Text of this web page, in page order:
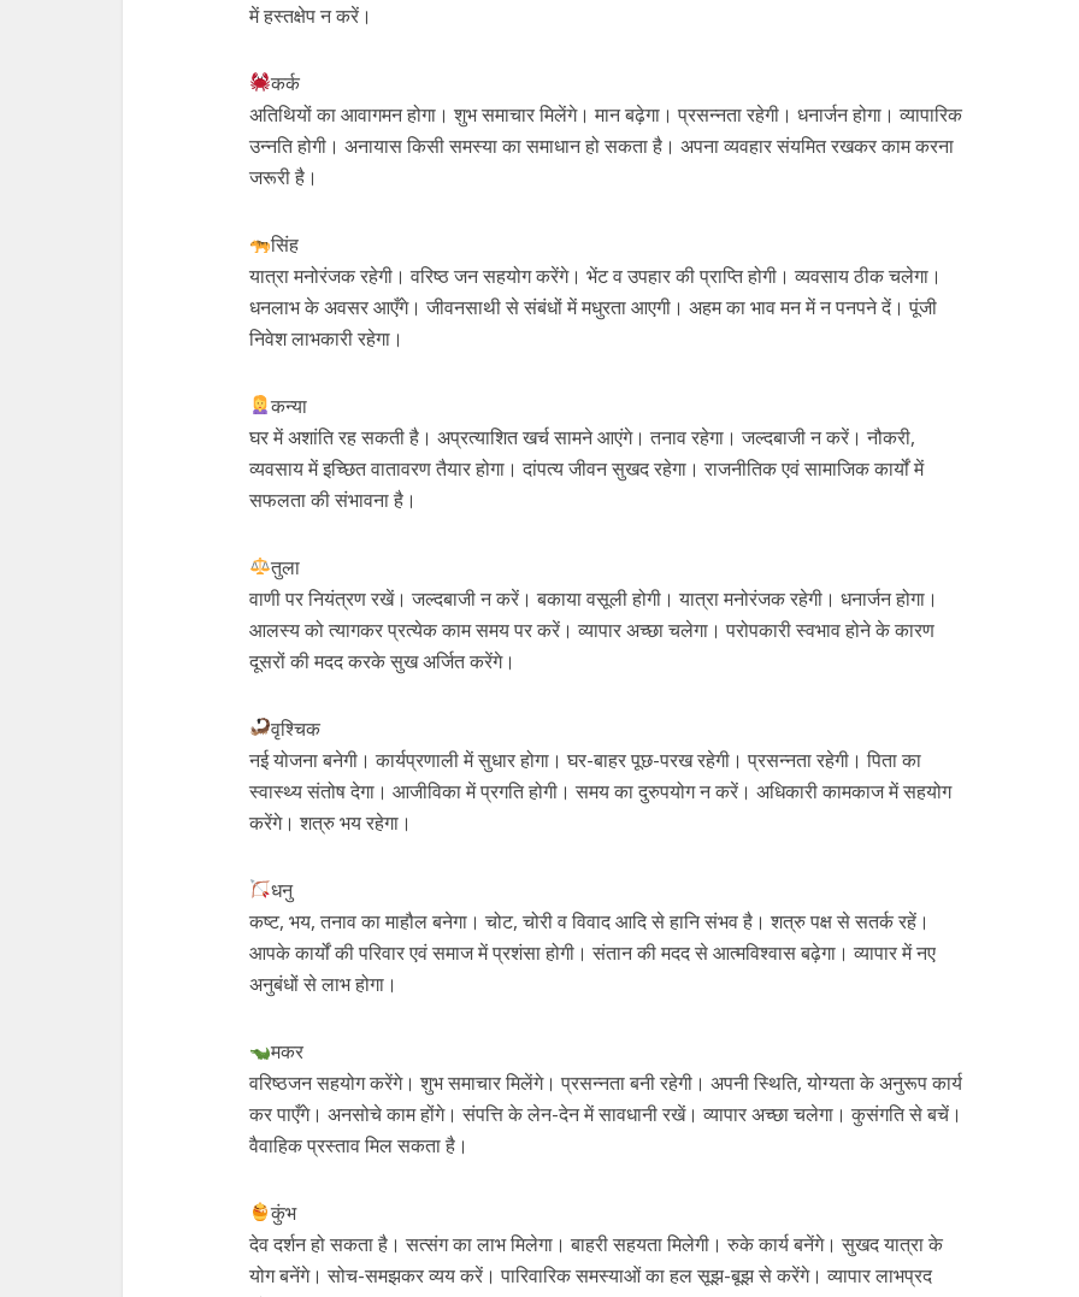
में हस्तक्षेप न करें।
कर्क
अतिथियों का आवागमन होगा। शुभ समाचार मिलेंगे। मान बढ़ेगा। प्रसन्नता रहेगी। धनार्जन होगा। व्यापारिक
उन्नति होगी। अनायास किसी समस्या का समाधान हो सकता है। अपना व्यवहार संयमित रखकर काम करना
जरूरी है।
सिंह
यात्रा मनोरंजक रहेगी। वरिष्‍ठ जन सहयोग करेंगे। भेंट व उपहार की प्रा‍प्ति होगी। व्यवसाय ठीक चलेगा।
धनलाभ के अवसर आएँगे। जीवनसाथी से संबंधों में मधुरता आएगी। अहम का भाव मन में न पनपने दें। पूंजी
निवेश लाभकारी रहेगा।
कन्या
घर में अशांति रह सकती है। अप्रत्याशित खर्च सामने आएंगे। तनाव रहेगा। जल्दबाजी न करें। नौकरी,
व्यवसाय में इच्छित वातावरण तैयार होगा। दांपत्य जीवन सुखद रहेगा। राजनीतिक एवं सामाजिक कार्यों में
सफलता की संभावना है।
तुला
वाणी पर नियंत्रण रखें। जल्दबाजी न करें। बकाया वसूली होगी। यात्रा मनोरंजक रहेगी। धनार्जन होगा।
आलस्य को त्यागकर प्रत्येक काम समय पर करें। व्यापार अच्छा चलेगा। परोपकारी स्वभाव होने के कारण
दूसरों की मदद करके सुख अर्जित करेंगे।
वृश्चिक
नई योजना बनेगी। कार्यप्रणाली में सुधार होगा। घर-बाहर पूछ-परख रहेगी। प्रसन्नता रहेगी। पिता का
स्वास्थ्य संतोष देगा। आजीविका में प्रगति होगी। समय का दुरुपयोग न करें। अधिकारी कामकाज में सहयोग
करेंगे। शत्रु भय रहेगा।
धनु
कष्ट, भय, तनाव का माहौल बनेगा। चोट, चोरी व विवाद आदि से हानि संभव है। शत्रु पक्ष से सतर्क रहें।
आपके कार्यों की परिवार एवं समाज में प्रशंसा होगी। संतान की मदद से आत्मविश्वास बढ़ेगा। व्यापार में नए
अनुबंधों से लाभ होगा।
मकर
वरिष्ठजन सहयोग करेंगे। शुभ समाचार मिलेंगे। प्रसन्नता बनी रहेगी। अपनी स्थिति, योग्यता के अनुरूप कार्य
कर पाएँगे। अनसोचे काम होंगे। संपत्ति के लेन-देन में सावधानी रखें। व्यापार अच्छा चलेगा। कुसंगति से बचें।
वैवाहिक प्रस्ताव मिल सकता है।
कुंभ
देव दर्शन हो सकता है। सत्संग का लाभ मिलेगा। बाहरी सहयता मिलेगी। रुके कार्य बनेंगे। सुखद यात्रा के
योग बनेंगे। सोच-समझकर व्यय करें। पारिवारिक समस्याओं का हल सूझ-बूझ से करेंगे। व्यापार लाभप्रद